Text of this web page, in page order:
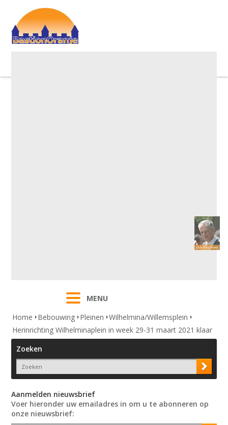
MENU
Home
Bebouwing Pleinen Wilhelmina/Willemsplein
Herinrichting Wilhelminaplein in week 29-31 maart 2021 klaar
Zoeken
Aanmelden nieuwsbrief
Voer hieronder uw emailadres in om u te abonneren op
onze nieuwsbrief: